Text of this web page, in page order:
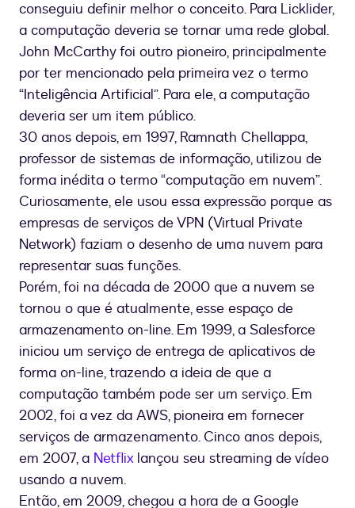
conseguiu definir melhor o conceito. Para Licklider,
a computação deveria se tornar uma rede global.
John McCarthy foi outro pioneiro, principalmente
por ter mencionado pela primeira vez o termo
“Inteligência Artificial”. Para ele, a computação
deveria ser um item público.
30 anos depois, em 1997, Ramnath Chellappa,
professor de sistemas de informação, utilizou de
forma inédita o termo “computação em nuvem”.
Curiosamente, ele usou essa expressão porque as
empresas de serviços de VPN (Virtual Private
Network) faziam o desenho de uma nuvem para
representar suas funções.
Porém, foi na década de 2000 que a nuvem se
tornou o que é atualmente, esse espaço de
armazenamento on-line. Em 1999, a Salesforce
iniciou um serviço de entrega de aplicativos de
forma on-line, trazendo a ideia de que a
computação também pode ser um serviço. Em
2002, foi a vez da AWS, pioneira em fornecer
serviços de armazenamento. Cinco anos depois,
em 2007, a Netflixlançou seu streaming de vídeo
usando a nuvem.
Então, em 2009, chegou a hora de a Google